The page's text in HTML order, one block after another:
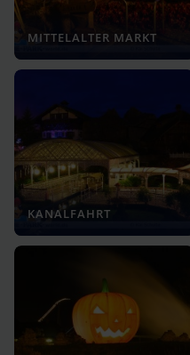
MITTELALTER MARKT
KANALFAHRT